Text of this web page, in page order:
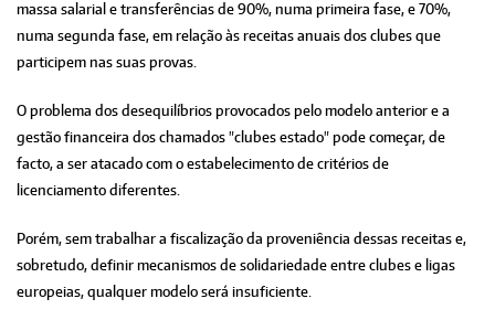
massa salarial e transferências de 90%, numa primeira fase, e 70%,
numa segunda fase, em relação às receitas anuais dos clubes que
participem nas suas provas.
O problema dos desequilíbrios provocados pelo modelo anterior e a
gestão financeira dos chamados "clubes estado" pode começar, de
facto, a ser atacado com o estabelecimento de critérios de
licenciamento diferentes.
Porém, sem trabalhar a fiscalização da proveniência dessas receitas e,
sobretudo, definir mecanismos de solidariedade entre clubes e ligas
europeias, qualquer modelo será insuficiente.